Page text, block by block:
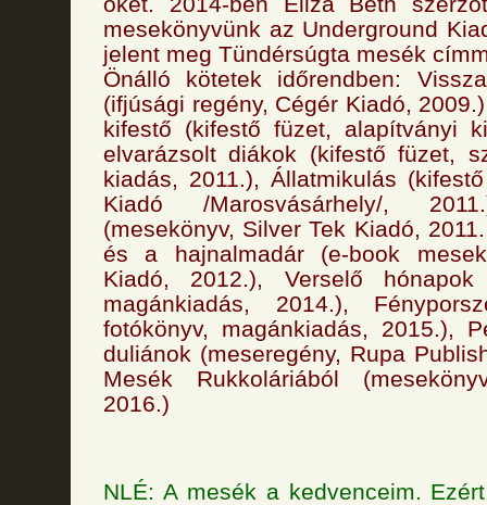
mesekönyvünk az Underground
jelent meg Tündérsúgta mesék
Önálló kötetek időrendben:
(ifjúsági regény, Cégér Kiadó,
kifestő (kifestő füzet, alapítványi
elvarázsolt diákok (kifestő füzet,
kiadás, 2011.), Állatmikulás
Kiadó /Marosvásárhely/,
(mesekönyv, Silver Tek Kiadó,
és a hajnalmadár (e-book
Kiadó, 2012.), Verselő hónapok
magánkiadás, 2014.),
fotókönyv, magánkiadás, 2015.),
duliánok (meseregény, Rupa
Mesék Rukkoláriából
2016.)
NLÉ: A mesék a kedvenceim.